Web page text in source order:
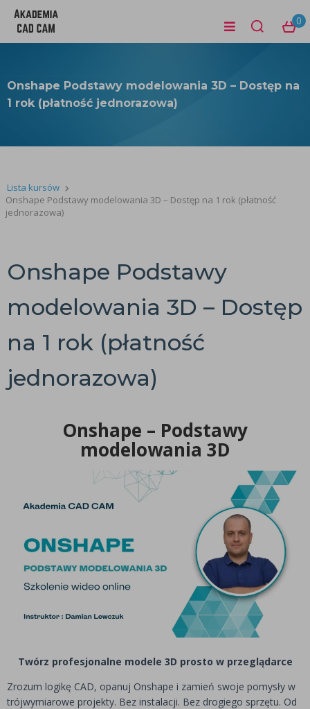
0
Onshape Podstawy modelowania 3D – Dostęp na
1 rok (płatność jednorazowa)
Lista kursów
Onshape Podstawy modelowania 3D – Dostęp na 1 rok (płatność
jednorazowa)
Onshape Podstawy
modelowania 3D – Dostęp
na 1 rok (płatność
jednorazowa)
Onshape – Podstawy
modelowania 3D
Twórz profesjonalne modele 3D prosto w przeglądarce
Zrozum logikę CAD, opanuj Onshape i zamień swoje pomysły w
trójwymiarowe projekty. Bez instalacji. Bez drogiego sprzętu. Od